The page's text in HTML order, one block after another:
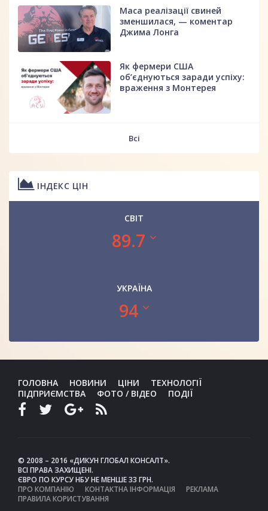
Маса реалізації свиней
зменшилася, — коментар
Джима Лонга
Як фермери США
об’єднуються заради успіху:
враження з Монтерея
Всі
ІНДЕКС ЦІН
СВІТ
89.7
УКРАЇНА
94
ГОЛОВНА НОВИНИ ЦІНИ
ТЕХНОЛОГІЇ
ПІДПРИЄМСТВА
ФОТО / ВІДЕО ПОДІЇ
© 2008 – 2016 «ДИКУН ГЛОБАЛ КОНСАЛТ».
ВСІ ПРАВА ЗАХИЩЕНІ.
ЄВРО ПО КУРСУ НБУ НЕ МЕНШЕ 33 ГРН.
ПРО КОМПАНІЮ
КОНТАКТНА ІНФОРМАЦІЯ
РЕКЛАМА
ПРАВИЛА КОРИСТУВАННЯ